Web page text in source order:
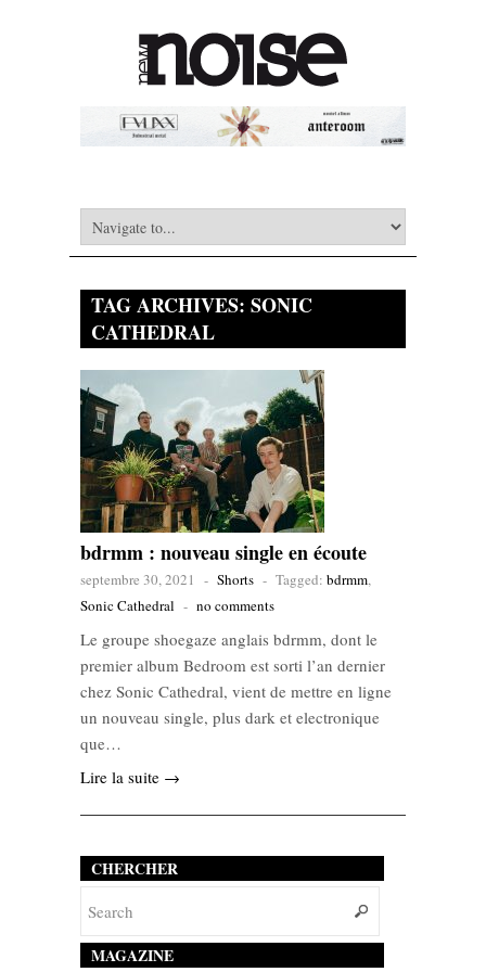
TAG ARCHIVES: SONIC
CATHEDRAL
bdrmm : nouveau single en écoute
septembre 30, 2021 - Shorts - Tagged: bdrmm,
Sonic Cathedral - no comments
Le groupe shoegaze anglais bdrmm, dont le
premier album Bedroom est sorti l’an dernier
chez Sonic Cathedral, vient de mettre en ligne
un nouveau single, plus dark et electronique
que…
Lire la suite →
CHERCHER
MAGAZINE